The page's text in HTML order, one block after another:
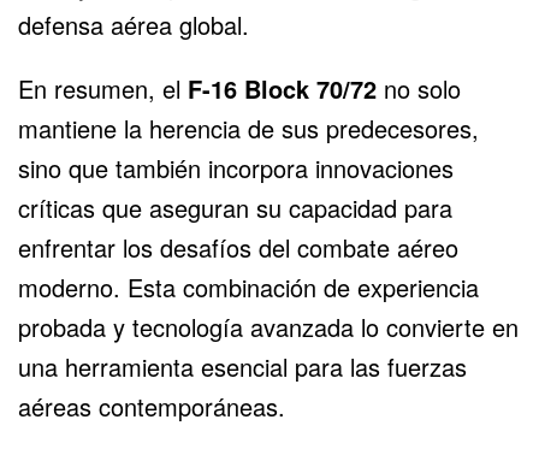
defensa aérea global.
En resumen, el F-16 Block 70/72 no solo
mantiene la herencia de sus predecesores,
sino que también incorpora innovaciones
críticas que aseguran su capacidad para
enfrentar los desafíos del combate aéreo
moderno. Esta combinación de experiencia
probada y tecnología avanzada lo convierte en
una herramienta esencial para las fuerzas
aéreas contemporáneas.